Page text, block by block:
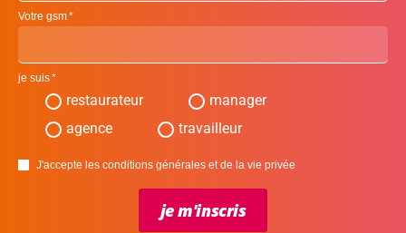
Votre gsm
je suis
restaurateur
manager
agence
travailleur
J'accepte les conditions générales et de la vie privée
je m'inscris